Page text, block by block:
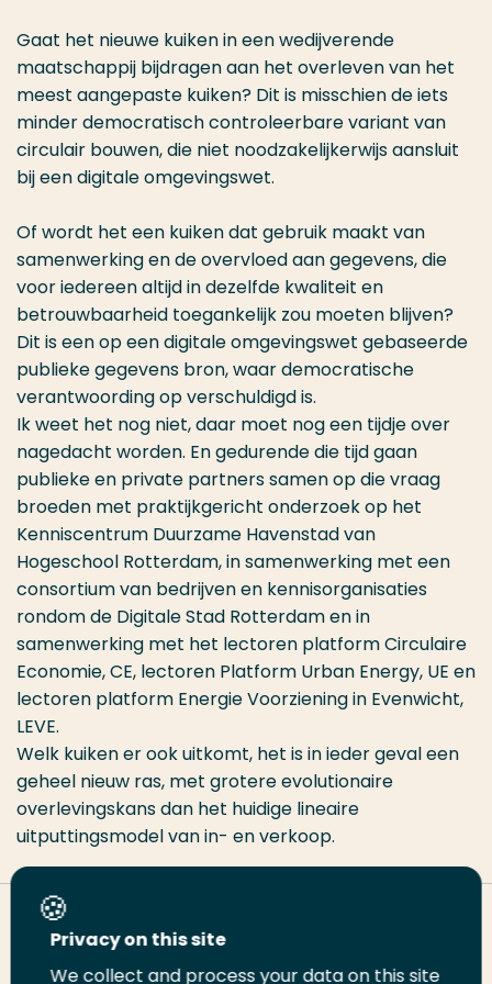
Gaat het nieuwe kuiken in een wedijverende
maatschappij bijdragen aan het overleven van het
meest aangepaste kuiken? Dit is misschien de iets
minder democratisch controleerbare variant van
circulair bouwen, die niet noodzakelijkerwijs aansluit
bij een digitale omgevingswet.
Of wordt het een kuiken dat gebruik maakt van
samenwerking en de overvloed aan gegevens, die
voor iedereen altijd in dezelfde kwaliteit en
betrouwbaarheid toegankelijk zou moeten blijven?
Dit is een op een digitale omgevingswet gebaseerde
publieke gegevens bron, waar democratische
verantwoording op verschuldigd is.
Ik weet het nog niet, daar moet nog een tijdje over
nagedacht worden. En gedurende die tijd gaan
publieke en private partners samen op die vraag
broeden met praktijkgericht onderzoek op het
Kenniscentrum Duurzame Havenstad van
Hogeschool Rotterdam, in samenwerking met een
consortium van bedrijven en kennisorganisaties
rondom de Digitale Stad Rotterdam en in
samenwerking met het lectoren platform Circulaire
Economie, CE, lectoren Platform Urban Energy, UE en
lectoren platform Energie Voorziening in Evenwicht,
LEVE.
Welk kuiken er ook uitkomt, het is in ieder geval een
geheel nieuw ras, met grotere evolutionaire
overlevingskans dan het huidige lineaire
uitputtingsmodel van in- en verkoop.
Deel deze pagina
Privacy on this site
We collect and process your data on this site